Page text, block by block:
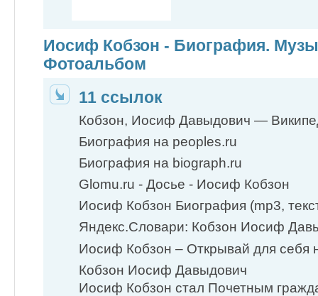
Иосиф Кобзон - Биография.
Фотоальбом
11 ссылок
Кобзон, Иосиф Давыдович —
Биография на peoples.ru
Биография на biograph.ru
Glomu.ru - Досье - Иосиф Кобзон
Иосиф Кобзон Биография (mp3,
Яндекс.Словари: Кобзон Иосиф
Иосиф Кобзон – Открывай для себя
Кобзон Иосиф Давыдович
Иосиф Кобзон стал Почетным